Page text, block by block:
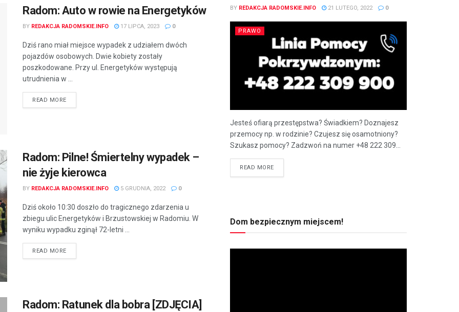
Radom: Auto w rowie na Energetyków
BY REDAKCJA RADOMSKIE.INFO 17 LIPCA, 2023 0
Dziś rano miał miejsce wypadek z udziałem dwóch
pojazdów osobowych. Dwie kobiety zostały
poszkodowane. Przy ul. Energetyków występują
utrudnienia w ...
READ MORE
Radom: Pilne! Śmiertelny wypadek –
nie żyje kierowca
BY REDAKCJA RADOMSKIE.INFO 5 GRUDNIA, 2022 0
Dziś około 10:30 doszło do tragicznego zdarzenia u
zbiegu ulic Energetyków i Brzustowskiej w Radomiu. W
wyniku wypadku zginął 72-letni ...
READ MORE
Radom: Ratunek dla bobra [ZDJĘCIA]
BY REDAKCJA RADOMSKIE.INFO 21 LUTEGO, 2022 0
PRAWO
Jesteś ofiarą przestępstwa? Świadkiem? Doznajesz
przemocy np. w rodzinie? Czujesz się osamotniony?
Szukasz pomocy? Zadzwoń na numer +48 222 309...
READ MORE
Dom bezpiecznym miejscem!